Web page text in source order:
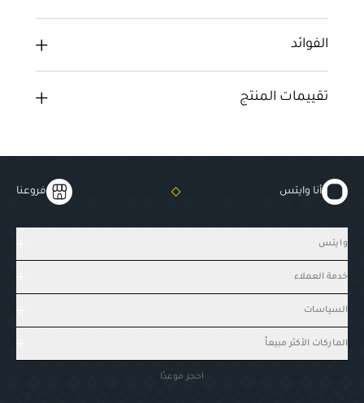
الفوائد
تقييمات المنتج
أنا وايتس فروعنا
وايتس
خدمة العملاء
السياسات
الماركات الأكثر مبيعاً
احجز موعدًا